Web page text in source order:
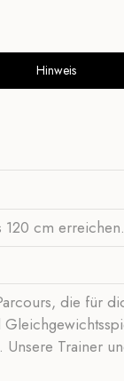
Hinweis
120 cm erreichen.
die für
Trainer